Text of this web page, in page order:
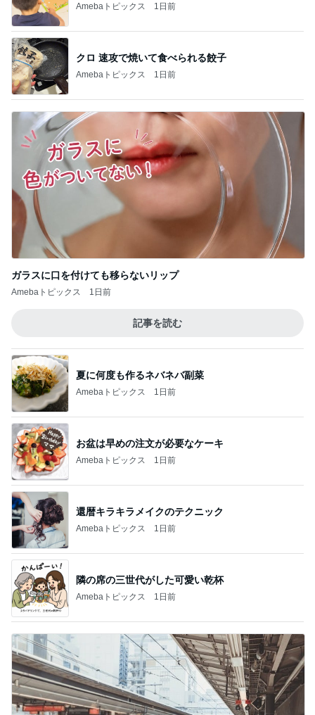
Amebaトピックス 1日前
クロ 速攻で焼いて食べられる餃子
Amebaトピックス 1日前
ガラスに口を付けても移らないリップ
Amebaトピックス 1日前
記事を読む
夏に何度も作るネバネバ副菜
Amebaトピックス 1日前
お盆は早めの注文が必要なケーキ
Amebaトピックス 1日前
還暦キラキラメイクのテクニック
Amebaトピックス 1日前
隣の席の三世代がした可愛い乾杯
Amebaトピックス 1日前